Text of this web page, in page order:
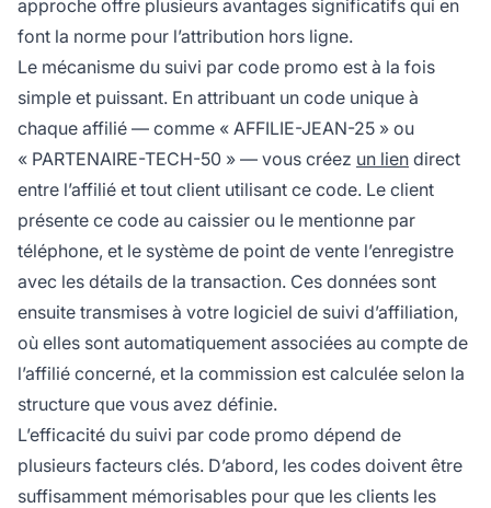
approche offre plusieurs avantages significatifs qui en
font la norme pour l’attribution hors ligne.
Le mécanisme du suivi par code promo est à la fois
simple et puissant. En attribuant un code unique à
chaque affilié — comme « AFFILIE-JEAN-25 » ou
« PARTENAIRE-TECH-50 » — vous créez un lien direct
entre l’affilié et tout client utilisant ce code. Le client
présente ce code au caissier ou le mentionne par
téléphone, et le système de point de vente l’enregistre
avec les détails de la transaction. Ces données sont
ensuite transmises à votre logiciel de suivi d’affiliation,
où elles sont automatiquement associées au compte de
l’affilié concerné, et la commission est calculée selon la
structure que vous avez définie.
L’efficacité du suivi par code promo dépend de
plusieurs facteurs clés. D’abord, les codes doivent être
suffisamment mémorisables pour que les clients les